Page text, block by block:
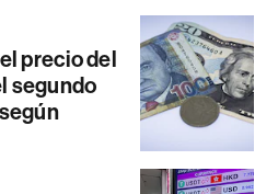
precio del
segundo